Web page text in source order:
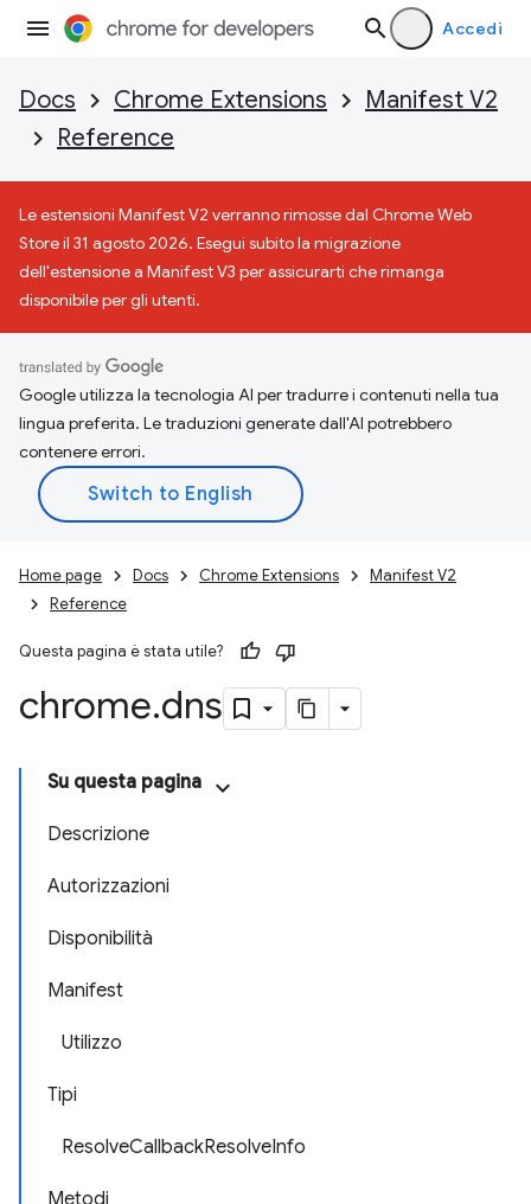
Accedi
Docs Chrome Extensions
Manifest V2
Reference
Le estensioni Manifest V2 verranno rimosse dal Chrome Web
Store il 31 agosto 2026. Esegui subito la migrazione
dell'estensione a Manifest V3 per assicurarti che rimanga
disponibile per gli utenti.
Google utilizza la tecnologia AI per tradurre i contenuti nella tua
lingua preferita. Le traduzioni generate dall'AI potrebbero
contenere errori.
Home page Docs Chrome Extensions
Manifest V2
Reference
Questa pagina è stata utile?
chrome.dns
Su questa pagina
Descrizione
Autorizzazioni
Disponibilità
Manifest
Utilizzo
Tipi
ResolveCallbackResolveInfo
Metodi